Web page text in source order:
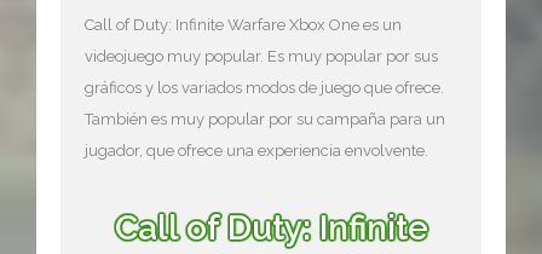
Call of Duty: Infinite Warfare Xbox One es un
videojuego muy popular. Es muy popular por sus
gráficos y los variados modos de juego que ofrece.
También es muy popular por su campaña para un
jugador, que ofrece una experiencia envolvente.
Call of Duty: Infinite